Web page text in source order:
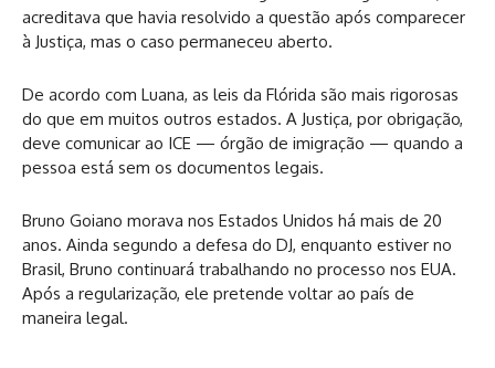
acreditava que havia resolvido a questão após comparecer
à Justiça, mas o caso permaneceu aberto.
De acordo com Luana, as leis da Flórida são mais rigorosas
do que em muitos outros estados. A Justiça, por obrigação,
deve comunicar ao ICE — órgão de imigração — quando a
pessoa está sem os documentos legais.
Bruno Goiano morava nos Estados Unidos há mais de 20
anos. Ainda segundo a defesa do DJ, enquanto estiver no
Brasil, Bruno continuará trabalhando no processo nos EUA.
Após a regularização, ele pretende voltar ao país de
maneira legal.